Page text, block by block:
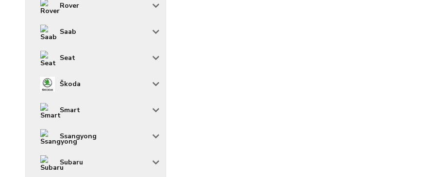
Rover
Saab
Seat
Škoda
Smart
Ssangyong
Subaru